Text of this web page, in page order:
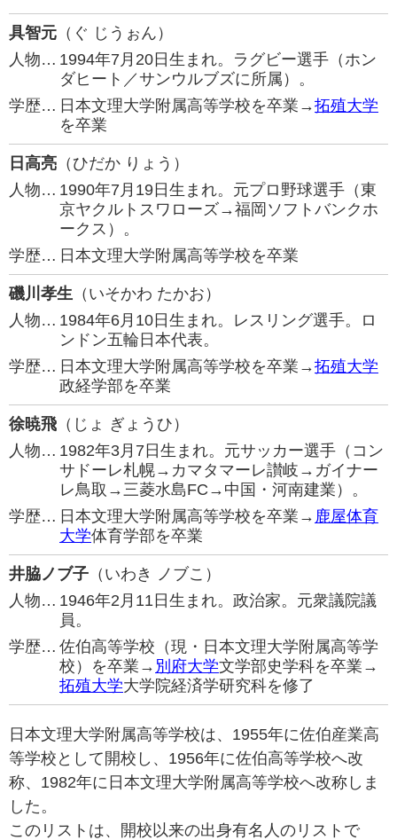
具智元 （ぐ じうぉん）
人物… 1994年7月20日生まれ。ラグビー選手（ホン
ダヒート／サンウルブズに所属）。
学歴… 日本文理大学附属高等学校を卒業→拓殖大学
を卒業
日高亮 （ひだか りょう）
人物… 1990年7月19日生まれ。元プロ野球選手（東
京ヤクルトスワローズ→福岡ソフトバンクホ
ークス）。
学歴… 日本文理大学附属高等学校を卒業
磯川孝生 （いそかわ たかお）
人物… 1984年6月10日生まれ。レスリング選手。ロ
ンドン五輪日本代表。
学歴… 日本文理大学附属高等学校を卒業→拓殖大学
政経学部を卒業
徐暁飛 （じょ ぎょうひ）
人物… 1982年3月7日生まれ。元サッカー選手（コン
サドーレ札幌→カマタマーレ讃岐→ガイナー
レ鳥取→三菱水島FC→中国・河南建業）。
学歴… 日本文理大学附属高等学校を卒業→ 鹿屋体育
大学体育学部を卒業
井脇ノブ子 （いわき ノブこ）
人物… 1946年2月11日生まれ。政治家。元衆議院議
員。
学歴… 佐伯高等学校（現・日本文理大学附属高等学
校）を卒業→ 別府大学文学部史学科を卒業→
拓殖大学大学院経済学研究科を修了
日本文理大学附属高等学校は、1955年に佐伯産業高
等学校として開校し、1956年に佐伯高等学校へ改
称、1982年に日本文理大学附属高等学校へ改称しま
した。
このリストは、開校以来の出身有名人のリストで